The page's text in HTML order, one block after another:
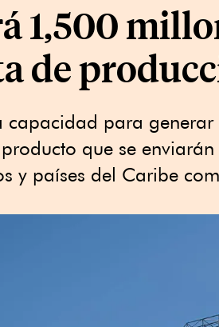
1,500
de
capacidad para
que se
y países del Caribe